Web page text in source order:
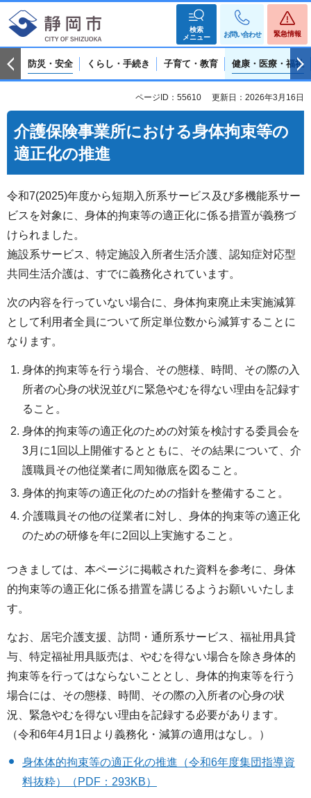
検索
メニュー
お問い合わせ 緊急情報
防災・安全 くらし・手続き 子育て・教育 健康・医療・福祉
ページID：55610 更新日：2026年3月16日
介護保険事業所における身体拘束等の
適正化の推進
令和7(2025)年度から短期入所系サービス及び多機能系サー
ビスを対象に、身体的拘束等の適正化に係る措置が義務づ
けられました。
施設系サービス、特定施設入所者生活介護、認知症対応型
共同生活介護は、すでに義務化されています。
次の内容を行っていない場合に、身体拘束廃止未実施減算
として利用者全員について所定単位数から減算することに
なります。
身体的拘束等を行う場合、その態様、時間、その際の入
所者の心身の状況並びに緊急やむを得ない理由を記録す
ること。
身体的拘束等の適正化のための対策を検討する委員会を
3月に1回以上開催するとともに、その結果について、介
護職員その他従業者に周知徹底を図ること。
身体的拘束等の適正化のための指針を整備すること。
介護職員その他の従業者に対し、身体的拘束等の適正化
のための研修を年に2回以上実施すること。
つきましては、本ページに掲載された資料を参考に、身体
的拘束等の適正化に係る措置を講じるようお願いいたしま
す。
なお、居宅介護支援、訪問・通所系サービス、福祉用具貸
与、特定福祉用具販売は、やむを得ない場合を除き身体的
拘束等を行ってはならないこととし、身体的拘束等を行う
場合には、その態様、時間、その際の入所者の心身の状
況、緊急やむを得ない理由を記録する必要があります。
（令和6年4月1日より義務化・減算の適用はなし。）
身体体的拘束等の適正化の推進（令和6年度集団指導資
料抜粋）（PDF：293KB）